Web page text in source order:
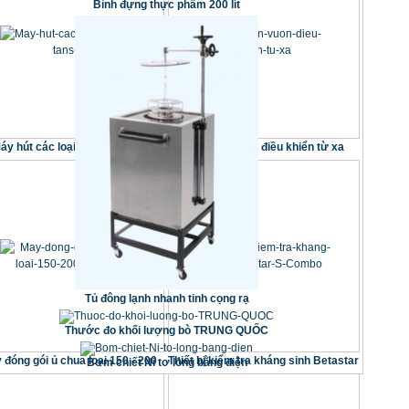
Bình đựng thực phẩm 200 lít
Tủ đông lạnh nhanh tinh cọng rạ
Thước đo khối lượng bò TRUNG QUỐC
Bơm chiết Ni tơ lỏng bằng điện
hút các loại hạt 20 tâns/h Máy dọn vườn điều khiển từ xa
đóng gói ủ chua loại 150 - 200
Kg/kiện
Thiết bị kiểm tra kháng sinh Betastar
S Combo